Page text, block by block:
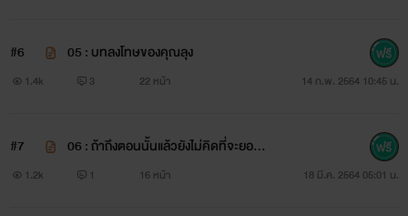
#ติดเหรียญวันที่ 2 เมษายน 2564 เวล 23.00 น.
#6 05 : บทลงโทษของคุณลุง
1.4k 3 22 หน้า 14 ก.พ. 2564 10:45 น.
#7
06 : ถ้าถึงตอนนั้นแล้วยังไม่คิดที่จะยอมแ
พ้
1.2k 1 16 หน้า 18 มี.ค. 2564 05:01 น.